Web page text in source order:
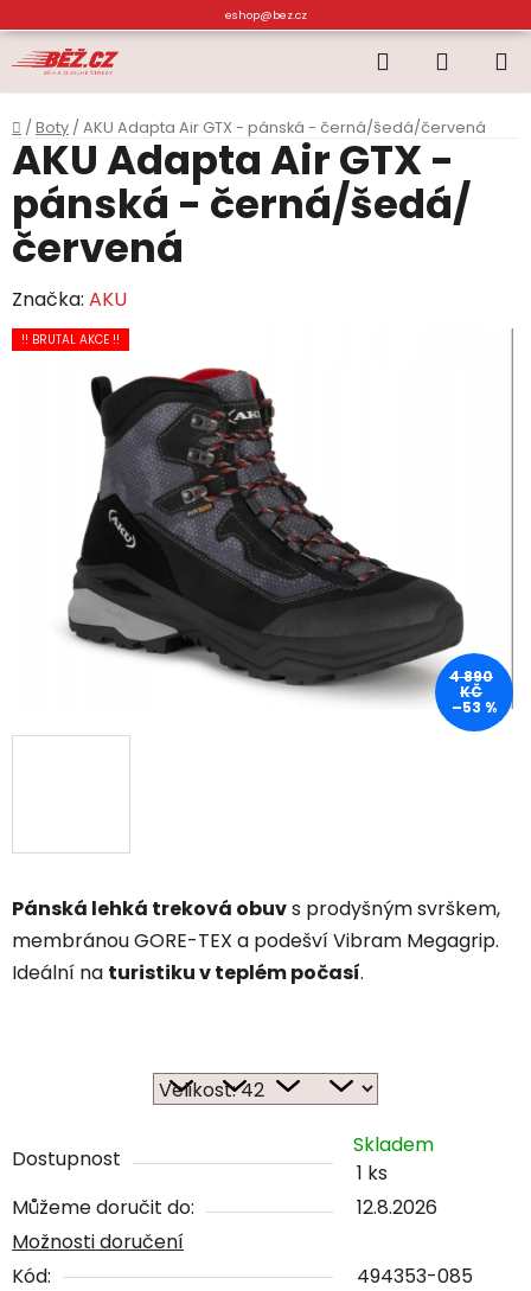
na
obsah
eshop@bez.cz
Hledat
KOŠÍK
Domů
/ Boty / AKU Adapta Air GTX - pánská - černá/šedá/červená
Pánská lehká treková obuvs prodyšným svrškem,
membránou GORE-TEX a podešví Vibram Megagrip.
Ideální na turistiku v teplém počasí.
Dostupnost
Skladem
1 ks
Můžeme doručit do:
12.8.2026
Možnosti doručení
Kód:
494353-085
AKU Adapta Air GTX -
pánská - černá/šedá/
červená
Značka: AKU
!! BRUTAL AKCE !!
4 890
KČ
–53 %